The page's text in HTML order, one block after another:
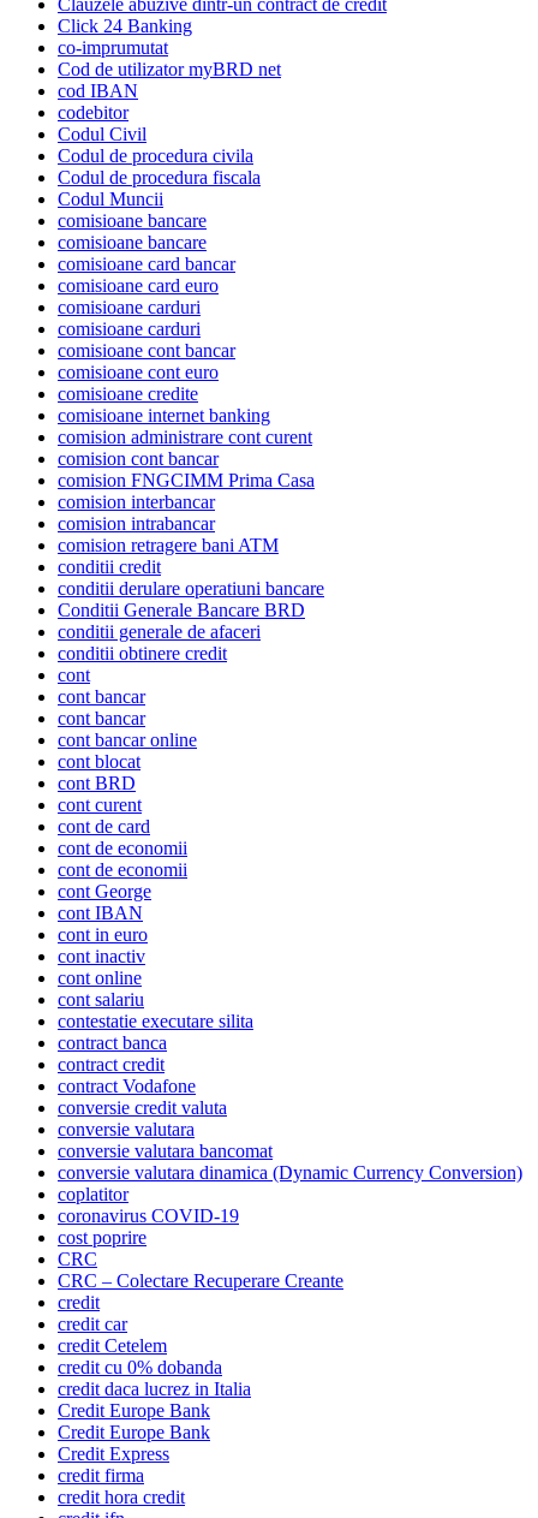
Clauzele abuzive dintr-un contract de credit
Click 24 Banking
co-imprumutat
Cod de utilizator myBRD net
cod IBAN
codebitor
Codul Civil
Codul de procedura civila
Codul de procedura fiscala
Codul Muncii
comisioane bancare
comisioane bancare
comisioane card bancar
comisioane card euro
comisioane carduri
comisioane carduri
comisioane cont bancar
comisioane cont euro
comisioane credite
comisioane internet banking
comision administrare cont curent
comision cont bancar
comision FNGCIMM Prima Casa
comision interbancar
comision intrabancar
comision retragere bani ATM
conditii credit
conditii derulare operatiuni bancare
Conditii Generale Bancare BRD
conditii generale de afaceri
conditii obtinere credit
cont
cont bancar
cont bancar
cont bancar online
cont blocat
cont BRD
cont curent
cont de card
cont de economii
cont de economii
cont George
cont IBAN
cont in euro
cont inactiv
cont online
cont salariu
contestatie executare silita
contract banca
contract credit
contract Vodafone
conversie credit valuta
conversie valutara
conversie valutara bancomat
conversie valutara dinamica (Dynamic Currency Conversion)
coplatitor
coronavirus COVID-19
cost poprire
CRC
CRC – Colectare Recuperare Creante
credit
credit car
credit Cetelem
credit cu 0% dobanda
credit daca lucrez in Italia
Credit Europe Bank
Credit Europe Bank
Credit Express
credit firma
credit hora credit